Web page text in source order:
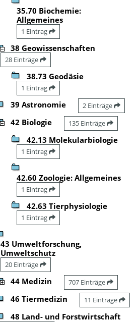
35.70 Biochemie:
Allgemeines
1 Eintrag
38 Geowissenschaften
28 Einträge
38.73 Geodäsie
1 Eintrag
39 Astronomie 2 Einträge
42 Biologie 135 Einträge
42.13 Molekularbiologie
1 Eintrag
42.60 Zoologie: Allgemeines
1 Eintrag
42.63 Tierphysiologie
1 Eintrag
43 Umweltforschung,
Umweltschutz
20 Einträge
44 Medizin 707 Einträge
46 Tiermedizin 11 Einträge
48 Land- und Forstwirtschaft